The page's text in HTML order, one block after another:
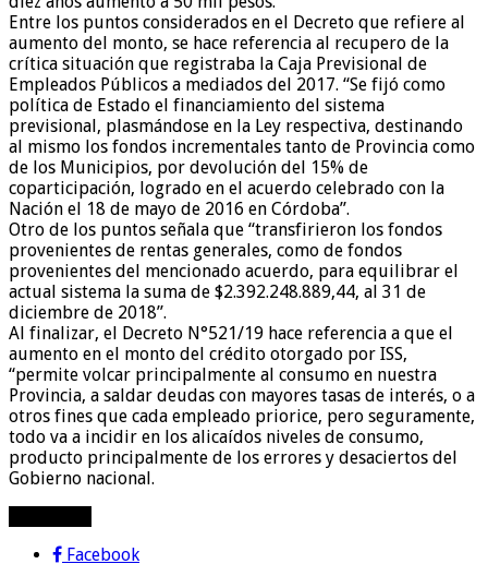
Entre los puntos considerados en el Decreto que refiere al
aumento del monto, se hace referencia al recupero de la
crítica situación que registraba la Caja Previsional de
Empleados Públicos a mediados del 2017. “Se fijó como
política de Estado el financiamiento del sistema
previsional, plasmándose en la Ley respectiva, destinando
al mismo los fondos incrementales tanto de Provincia como
de los Municipios, por devolución del 15% de
coparticipación, logrado en el acuerdo celebrado con la
Nación el 18 de mayo de 2016 en Córdoba”.
Otro de los puntos señala que “transfirieron los fondos
provenientes de rentas generales, como de fondos
provenientes del mencionado acuerdo, para equilibrar el
actual sistema la suma de $2.392.248.889,44, al 31 de
diciembre de 2018”.
Al finalizar, el Decreto N°521/19 hace referencia a que el
aumento en el monto del crédito otorgado por ISS,
“permite volcar principalmente al consumo en nuestra
Provincia, a saldar deudas con mayores tasas de interés, o a
otros fines que cada empleado priorice, pero seguramente,
todo va a incidir en los alicaídos niveles de consumo,
producto principalmente de los errores y desaciertos del
Gobierno nacional.
Facebook